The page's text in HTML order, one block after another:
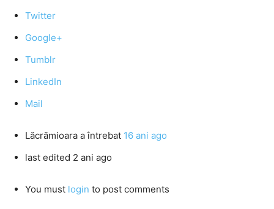
Twitter
Google+
Tumblr
LinkedIn
Mail
Lăcrămioara a întrebat 16 ani ago
last edited 2 ani ago
You must login to post comments